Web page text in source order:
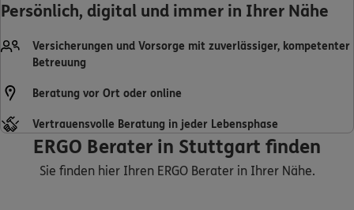
Bequem online oder telefonisch
Nicht sicher, was Sie benötigen?
Persönlich, digital und immer in Ihrer Nähe
Versicherungen und Vorsorge mit zuverlässiger, kompetenter
Betreuung
Beratung vor Ort oder online
Vertrauensvolle Beratung in jeder Lebensphase
ERGO Berater in Stuttgart finden
Sie finden hier Ihren ERGO Berater in Ihrer Nähe.